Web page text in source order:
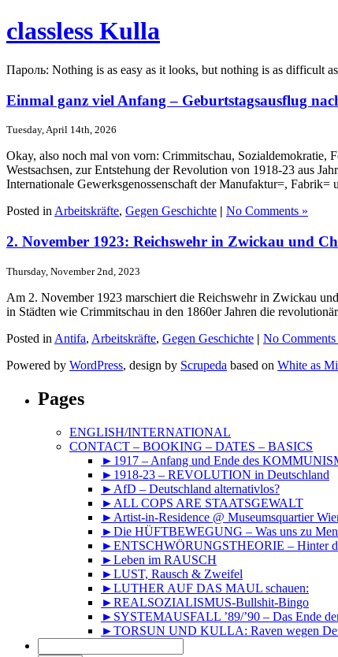
classless Kulla
Пароль: Nothing is as easy as it looks, but nothing is as difficult
Einmal ganz viel Anfang – Geburtstagsausflug
Tuesday, April 14th, 2026
Okay, also noch mal von vorn: Crimmitschau, Sozialdemokratie,
Westsachsen, zur Entstehung der Revolution von 1918-23 aus
Internationale Gewerksgenossenschaft der Manufaktur=,
Posted in Arbeitskräfte, Gegen Geschichte | No Comments »
2. November 1923: Reichswehr in Zwickau und
Thursday, November 2nd, 2023
Am 2. November 1923 marschiert die Reichswehr in Zwickau
in Städten wie Crimmitschau in den 1860er Jahren die
Posted in Antifa, Arbeitskräfte, Gegen Geschichte | No Comments
Powered by WordPress, design by Scrupeda based on White as
Pages
ENGLISH/INTERNATIONAL
CONTACT – BOOKING – DATES – BASICS
►1917 – Anfang und Ende des
►1918-23 – REVOLUTION in Deutschland
►AfD – Deutschland alternativlos?
►ALL COPS ARE STAATSGEWALT
►Artist-in-Residence @ Museumsquartier
►Die HÜFTBEWEGUNG – Was uns zu
►ENTSCHWÖRUNGSTHEORIE – Hinter
►Leben im RAUSCH
►LUST, Rausch & Zweifel
►LUTHER AUF DAS MAUL schauen:
►REALSOZIALISMUS-Bullshit-Bingo
►SYSTEMAUSFALL ’89/’90 – Das Ende
►TORSUN UND KULLA: Raven wegen